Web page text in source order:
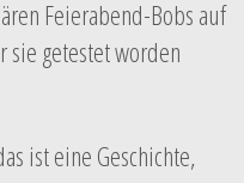
Feierabend-Bobs auf
sie getestet worden
ist eine Geschichte,